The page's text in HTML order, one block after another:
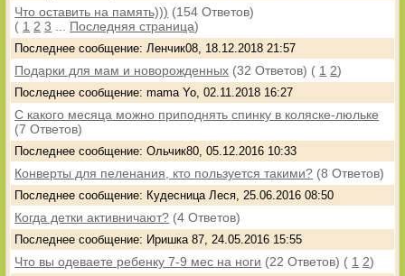
Что оставить на память))) (154 Ответов)
( 1 2 3 Последняя страница)
Последнее сообщение: Ленчик08, 18.12.2018 21:57
Подарки для мам и новорожденных (32 Ответов) ( 1 2)
Последнее сообщение: mama Yo, 02.11.2018 16:27
С какого месяца можно приподнять спинку в коляске-люльке
(7 Ответов)
Последнее сообщение: Ольчик80, 05.12.2016 10:33
Конверты для пеленания, кто пользуется такими? (8 Ответов)
Последнее сообщение: Кудесница Леся, 25.06.2016 08:50
Когда детки активничают? (4 Ответов)
Последнее сообщение: Иришка 87, 24.05.2016 15:55
Что вы одеваете ребенку 7-9 мес на ноги (22 Ответов) ( 1 2)